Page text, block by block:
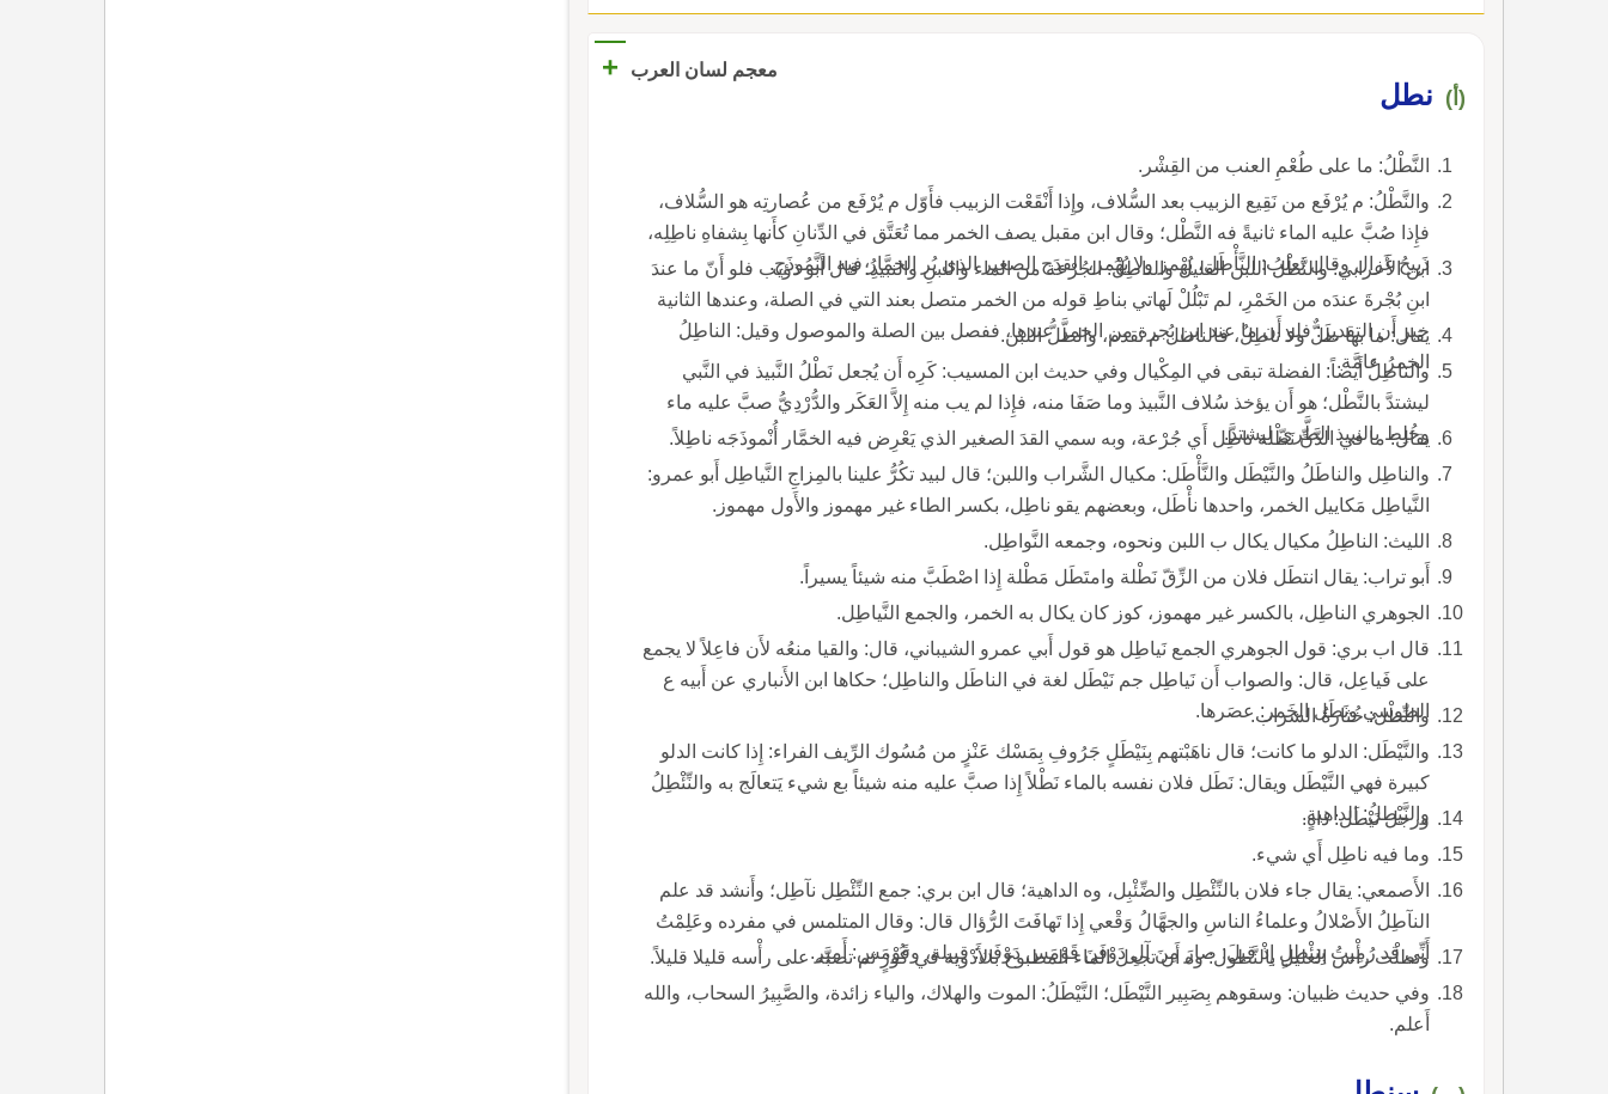
معجم لسان العرب +
(أ) نطل
النَّطْلُ: ما على طُعْمِ العنب من القِشْر.
والنَّطْلُ: م يُرْفَع من نَقِيع الزبيب بعد السُّلاف، وإِذا أَنْقَعْت الزبيب فأَوّل م يُرْفَع من عُصارتِه هو السُّلاف،
فإِذا صُبَّ عليه الماء ثانيةً فه النَّطْل؛ وقال ابن مقبل يصف الخمر مما تُعَتَّق في الدِّنانِ كأَنها بِشفاهِ ناطِلِه،
ذَبِيحُ غَزال وقال ثعلب: النَّأْطَل، يُهْمز ولا يُهْمز، القدَح الصغير الذي يُر الخمَّارُ فيه النَّمُوذَج.
ابن الأَعرابي: والنَّطْلُ اللبن القليل والناطِلُ: الجُرْعة من الماء واللبنِ والنبيذِ؛ قال أَبو ذؤيب فلو أَنّ ما عندَ
ابنِ بُجْرةَ عندَه من الخَمْرِ، لم تَبْلُلْ لَهاتي بناطِ قوله من الخمر متصل بعند التي في الصلة، وعندها الثانية
خبر أَن التقدير: فلو أَن ما عند ابن بجرة من الخمر عندها، ففصل بين الصلة والموصول وقيل: الناطِلُ
الخمرُ عامَّة.
يقال: ما بها طَلٌّ ولا ناطِلٌ، فالناطلُ م تقدم، والطَّلُّ اللبَن.
والناطِلُ أَيضاً: الفضلة تبقى في المِكْيال وفي حديث ابن المسيب: كَرِه أَن يُجعل نَطْلُ النَّبيذ في النَّبي
ليشتدَّ بالنَّطْل؛ هو أَن يؤخذ سُلاف النَّبيذ وما صَفَا منه، فإِذا لم يب منه إِلاَّ العَكَر والدُّرْدِيُّ صبَّ عليه ماء
وخُلِط بالنبيذ الطَّريّ ليشتدَّ.
يقال: ما في الدَّنِّ نَطْلة ناطِل أَي جُرْعة، وبه سمي القدَ الصغير الذي يَعْرِض فيه الخمَّار أُنْموذَجَه ناطِلاً.
والناطِل والناطَلُ والنَّيْطَل والنَّأْطَل: مكيال الشَّراب واللبن؛ قال لبيد تكُرُّ علينا بالمِزاجِ النَّياطِل أَبو عمرو:
النَّياطِل مَكاييل الخمر، واحدها نأْطَل، وبعضهم يقو ناطِل، بكسر الطاء غير مهموز والأَول مهموز.
الليث: الناطِلُ مكيال يكال ب اللبن ونحوه، وجمعه النَّواطِل.
أَبو تراب: يقال انتطَل فلان من الزِّقّ نَطْلة وامتَطَل مَطْلة إِذا اصْطَبَّ منه شيئاً يسيراً.
الجوهري الناطِل، بالكسر غير مهموز، كوز كان يكال به الخمر، والجمع النَّياطِل.
قال اب بري: قول الجوهري الجمع نَياطِل هو قول أَبي عمرو الشيباني، قال: والقيا منعُه لأَن فاعِلاً لا يجمع
على فَياعِل، قال: والصواب أَن نَياطِل جم نَيْطَل لغة في الناطَل والناطِل؛ حكاها ابن الأَنباري عن أَبيه ع
الطوسي ونَطَل الخَمر: عصَرها.
والنِّطْل: خُثارةُ الشراب.
والنَّيْطَل: الدلو ما كانت؛ قال ناهَبْتهم بِنَيْطَلٍ جَرُوفِ بِمَسْك عَنْزٍ من مُسُوك الرِّيف الفراء: إِذا كانت الدلو
كبيرة فهي النَّيْطَل ويقال: نَطَل فلان نفسه بالماء نَطْلاً إِذا صبَّ عليه منه شيئاً بع شيء يَتعالَج به والنِّئْطِلُ
والنَّيْطلُ: الداهية.
ورجل نَيْطَل: داهٍ.
وما فيه ناطِل أَي شيء.
الأَصمعي: يقال جاء فلان بالنِّئْطِل والضِّئْبِل، وه الداهية؛ قال ابن بري: جمع النِّئْطِل نآطِل؛ وأَنشد قد علم
النآطِلُ الأَصْلالُ وعلماءُ الناسِ والجهَّالُ وَقْعي إِذا تَهافَتَ الرُّؤال قال: وقال المتلمس في مفرده وعَلِمْتُ
أَنِّي قد رُمِيتُ بِنِئْطِلٍ إِذْ قيلَ: صارَ مِنَ آلِ دَوْفَنَ قَوْمَس دَوْفَن: قبيلة، وقَوْمَس: أَمير.
ونطلْت رأْس العليل بالنَّطول: وه أَن تجعل الماء المطبوخ بالأَدْوية في كُوزٍ ثم تصبَّه على رأْسه قليلا قليلاً.
وفي حديث ظبيان: وسقوهم بِصَبِير النَّيْطَل؛ النَّيْطَلُ: الموت والهلاك، والياء زائدة، والصَّبِيرُ السحاب، والله
أَعلم.